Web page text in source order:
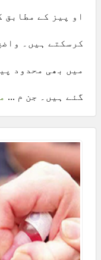
او پیز کے مطابق
کرسکتے ہیں۔
میں بھی محدود
گئے ہیں۔ جن م ...